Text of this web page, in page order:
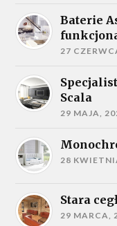
Baterie
27
Scala
29 MAJA,
28
Stara
29 MARCA,